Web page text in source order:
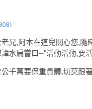
）
老兄,阿本在這兒關心您,隨
水扁嘗曰--"活動活動,要
千萬要保重貴體,切莫跟